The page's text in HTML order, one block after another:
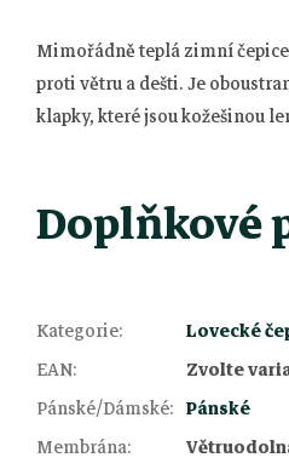
Mimořádně teplá zimní
proti větru a dešti. Je
klapky, které jsou kožešinou
Doplňkové
Kategorie:
Lovecké
EAN:
Zvolte
Pánské/Dámské: Pánské
Membrána: